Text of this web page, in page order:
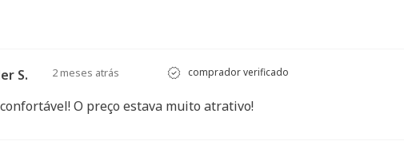
S. 2 meses atrás comprador verificado
O preço estava muito atrativo!